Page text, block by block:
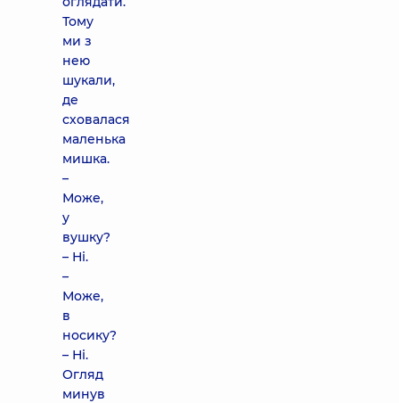
Тому
ми з
нею
шукали,
де
сховалася
маленька
мишка.
–
Може,
у
вушку?
– Ні.
–
Може,
в
носику?
– Ні.
Огляд
минув